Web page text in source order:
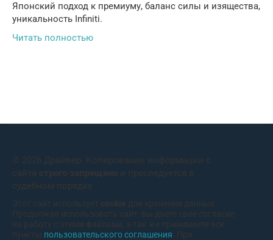
Японский подход к премиуму, баланс силы и изящества,
уникальность Infiniti.
Читать полностью
© 2026 Драйвер. Копирование информации с
сайта строго запрещено и преследуется в
судебном порядке
Этот сайт использует cookie для хранения данных.
Продолжая использовать сайт, вы даете свое согласие
на работу с этими файлами, а так же принимаете все
пункты пользовательского соглашения . При